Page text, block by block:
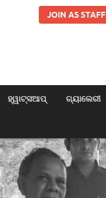
JOIN AS STAFF
ହ୍ୱାଟ୍ସଆପ୍ ଗ୍ୟାଲେରୀ